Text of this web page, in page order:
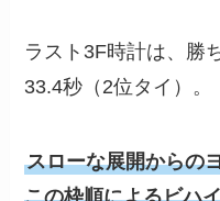
ラスト3F時計は、勝
33.4秒（2位タイ）。
スローな展開からの